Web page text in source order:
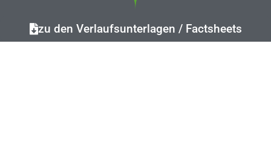
Green
zu den Verlaufsunterlagen / Factsheets